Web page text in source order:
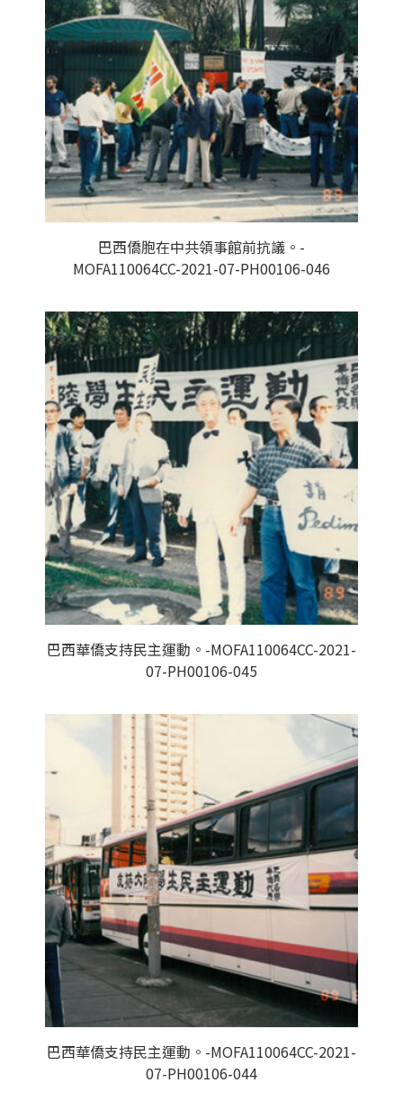
巴西僑胞在中共領事館前抗議。-
MOFA110064CC-2021-07-PH00106-046
巴西華僑支持民主運動。-MOFA110064CC-2021-
07-PH00106-045
巴西華僑支持民主運動。-MOFA110064CC-2021-
07-PH00106-044